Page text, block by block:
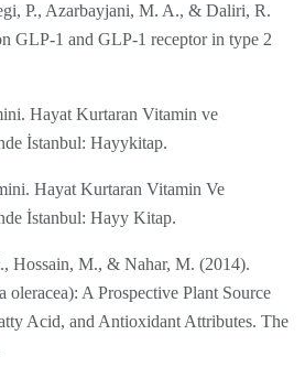
P., Azarbayjani, M. A., & Daliri, R.
GLP-1 and GLP-1 receptor in type 2
Hayat Kurtaran Vitamin ve
İstanbul: Hayykitap.
Hayat Kurtaran Vitamin Ve
İstanbul: Hayy Kitap.
Hossain, M., & Nahar, M. (2014).
oleracea): A Prospective Plant Source
Acid, and Antioxidant Attributes. The